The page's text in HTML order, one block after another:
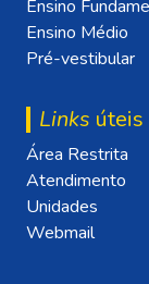
Ensino
Ensino Médio
Pré-vestibular
Links úteis
Área Restrita
Atendimento
Unidades
Webmail